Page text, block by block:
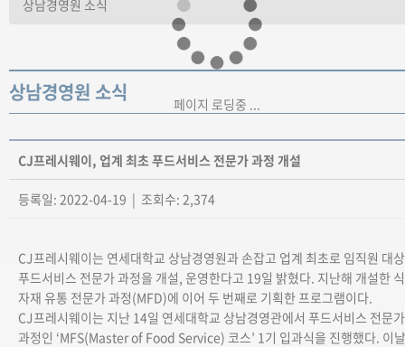
상남경영원 소식
CJ프레시웨이, 업계 최초 푸드서비스 전문가 과정 개설
등록일: 2022-04-19 | 조회수: 2,374
CJ프레시웨이는 연세대학교 상남경영원과 손잡고 업계 최초로 임직원 대상
푸드서비스 전문가 과정을 개설, 운영한다고 19일 밝혔다. 지난해 개설한 식
자재 유통 전문가 과정(MFD)에 이어 두 번째로 기획한 프로그램이다.
CJ프레시웨이는 지난 14일 연세대학교 상남경영관에서 푸드서비스 전문가
과정인 ‘MFS(Master of Food Service) 코스’ 1기 입과식을 진행했다. 이날
페이지 로딩중 ...